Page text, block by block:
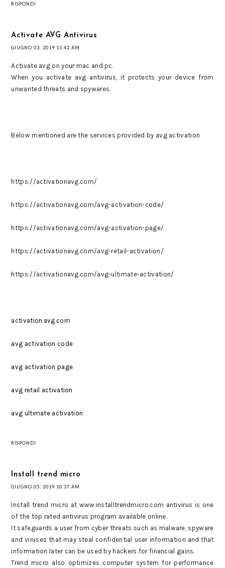
RISPONDI
Activate AVG Antivirus
GIUGNO 03, 2019 11:42 AM
Activate avg on your mac and pc.
When you activate avg antivirus, it protects your device from
unwanted threats and spywares.
Below mentioned are the services provided by avg activation
https://activationavg.com/
https://activationavg.com/avg-activation-code/
https://activationavg.com/avg-activation-page/
https://activationavg.com/avg-retail-activation/
https://activationavg.com/avg-ultimate-activation/
activation.avg.com
avg activation code
avg activation page
avg retail activation
avg ultimate activation
RISPONDI
Install trend micro
GIUGNO 05, 2019 10:37 AM
Install trend micro at www.installtrendmicro.com antivirus is one
of the top rated antivirus program available online.
It safeguards a user from cyber threats such as malware, spyware
and viruses that may steal confidential user information and that
information later can be used by hackers for financial gains.
Trend micro also optimizes computer system for performance